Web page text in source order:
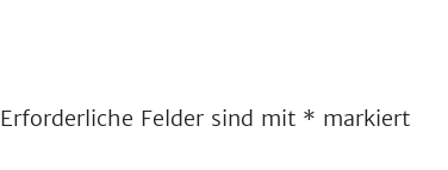
Erforderliche Felder sind mit * markiert